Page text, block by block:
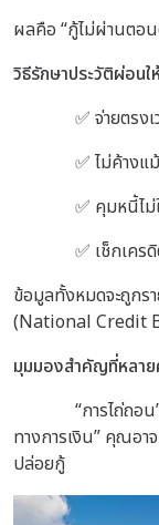
ผลคือ “กู้ไม่ผ่านตอ
วิธีรักษาประวัติผ่อน
✅ จ่ายตรง
✅ ไม่ค้างแ
✅ คุมหนี้ไม่
✅ เช็กเคร
ข้อมูลทั้งหมดจะถูกร
(National Credit
มุมมองสำคัญที่หลา
“การไถ่ถอ
ทางการเงิน” คุณอาจ
ปล่อยกู้